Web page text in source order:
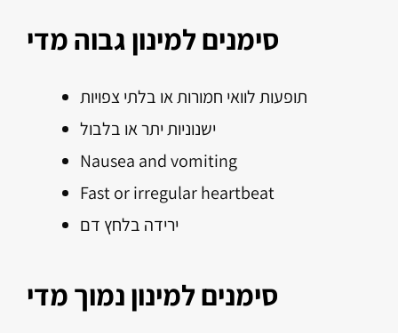
סימנים למינון גבוה מדי
תופעות לוואי חמורות או בלתי צפויות
ישנוניות יתר או בלבול
Nausea and vomiting
Fast or irregular heartbeat
ירידה בלחץ דם
סימנים למינון נמוך מדי